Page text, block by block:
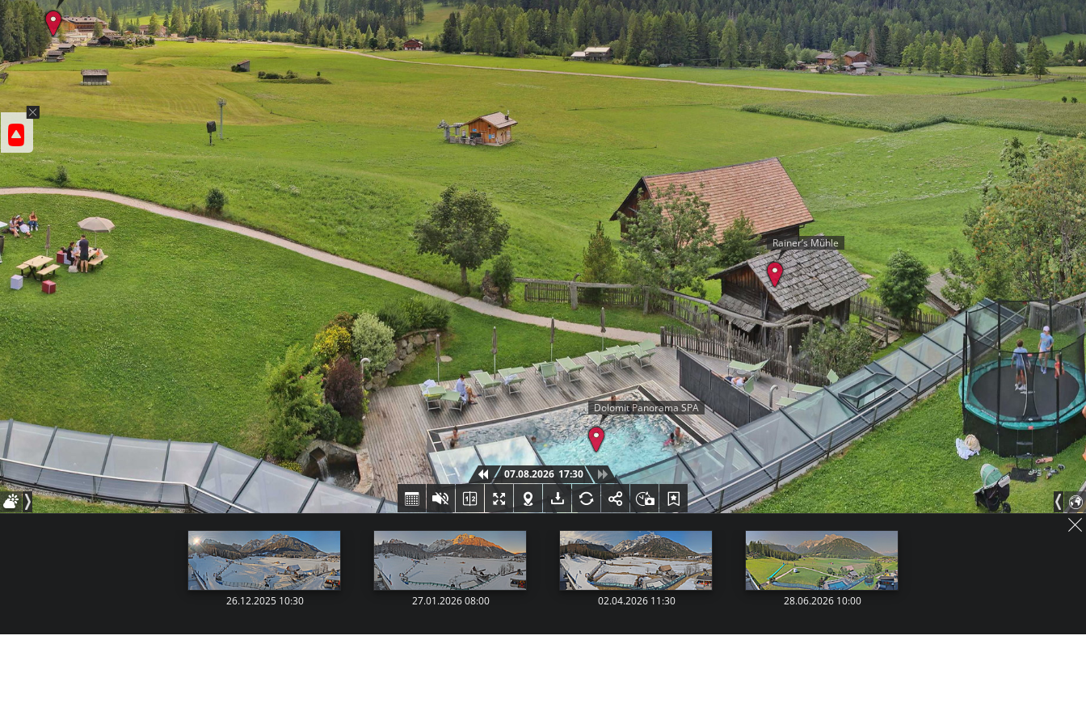
Dolomit Panorama SPA
Rainer’s Mühle
07.08.2026 17:30
26.12.2025 10:30 27.01.2026 08:00 02.04.2026 11:30 28.06.2026 10:00